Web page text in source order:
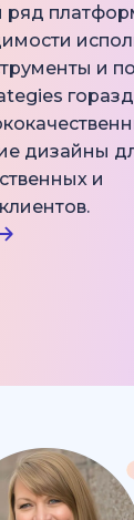
и
дизайны
и